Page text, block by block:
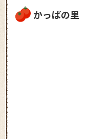
かっぱの里